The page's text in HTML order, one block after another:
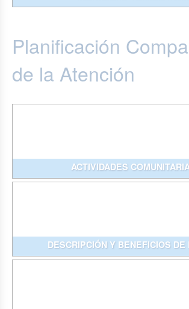
Planificación
de la Atención
ACTIVIDADES
DESCRIPCIÓN Y BENEFICIOS DE